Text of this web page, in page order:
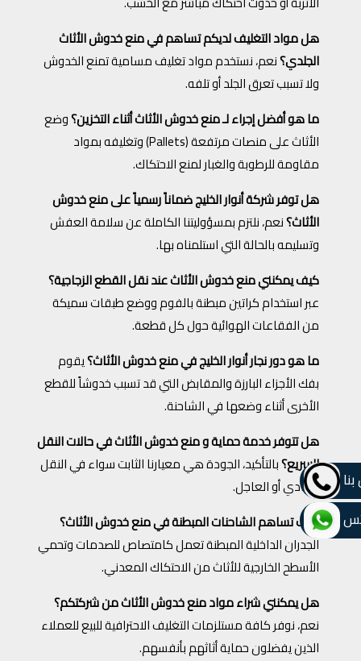
هل مواد التغليف لديكم تساهم في منع خدوش الأثاث
الجلدي؟نعم، نستخدم مواد تغليف مسامية تمنع الخدوش
ولا تسبب تعرق الجلد أو تلفه.
ما هو أفضل إجراء لـ منع خدوش الأثاث أثناء التخزين؟وضع
الأثاث على منصات مرتفعة (Pallets) وتغليفه بمواد
مقاومة للرطوبة والغبار لمنع الاحتكاك.
هل توفر شركة أنوار الخليج ضماناً رسمياً على منع خدوش
الأثاث؟نعم، نلتزم بمسؤوليتنا الكاملة عن سلامة العفش
وتسليمه بالحالة التي استلمناه بها.
كيف يمكنني منع خدوش الأثاث عند نقل القطع الزجاجية؟
عبر استخدام كراتين مبطنة بالفوم ووضع طبقات سميكة
من الفقاعات الهوائية حول كل قطعة.
ما هو دور نجار أنوار الخليج في منع خدوش الأثاث؟يقوم
بفك الأجزاء البارزة والمقابض التي قد تسبب خدوشاً للقطع
الأخرى أثناء وضعها في الشاحنة.
هل تتوفر خدمة حماية و منع خدوش الأثاث في حالات النقل
السريع؟بالتأكيد، الجودة هي معيارنا الثابت سواء في النقل
العادي أو العاجل.
كيف تساهم الشاحنات المبطنة في منع خدوش الأثاث؟
الجدران الداخلية المبطنة تعمل كامتصاص للصدمات وتحمي
الأسطح الخارجية للأثاث من الاحتكاك المعدني.
هل يمكنني شراء مواد منع خدوش الأثاث من شركتكم؟
نعم، نوفر كافة مستلزمات التغليف الاحترافية للبيع للعملاء
الذين يفضلون حماية أثاثهم بأنفسهم.